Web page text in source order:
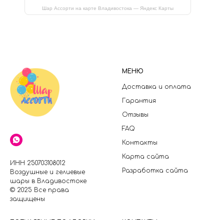
Шар Ассорти на карте Владивостока — Яндекс Карты
ИНН 250703108012
Воздушные и гелиевые
шары в Владивостоке
© 2025 Все права
защищены
МЕНЮ
Доставка и оплата
Гарантия
Отзывы
FAQ
Контакты
Карта сайта
Разработка сайта